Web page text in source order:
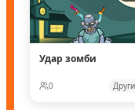
Удар зомби
0